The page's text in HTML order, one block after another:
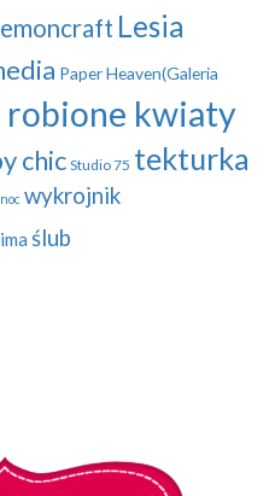
Lesia
Paper Heaven(Galeria
robione kwiaty
chic Studio 75 tekturka
wykrojnik
ślub